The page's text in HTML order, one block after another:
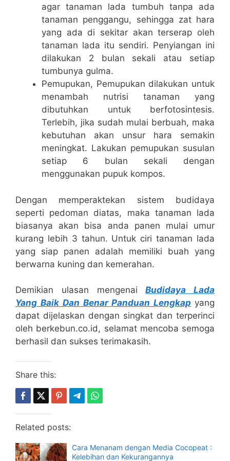
agar tanaman lada tumbuh tanpa ada
tanaman penggangu, sehingga zat hara
yang ada di sekitar akan terserap oleh
tanaman lada itu sendiri. Penyiangan ini
dilakukan 2 bulan sekali atau setiap
tumbunya gulma.
Pemupukan, Pemupukan dilakukan untuk
menambah nutrisi tanaman yang
dibutuhkan untuk berfotosintesis.
Terlebih, jika sudah mulai berbuah, maka
kebutuhan akan unsur hara semakin
meningkat. Lakukan pemupukan susulan
setiap 6 bulan sekali dengan
menggunakan pupuk kompos.
Dengan memperaktekan sistem budidaya
seperti pedoman diatas, maka tanaman lada
biasanya akan bisa anda panen mulai umur
kurang lebih 3 tahun. Untuk ciri tanaman lada
yang siap panen adalah memiliki buah yang
berwarna kuning dan kemerahan.
Demikian ulasan mengenaiBudidaya Lada
Yang Baik Dan Benar Panduan Lengkap yang
dapat dijelaskan dengan singkat dan terperinci
oleh berkebun.co.id, selamat mencoba semoga
berhasil dan sukses terimakasih.
Share this:
Related posts:
Cara Menanam dengan Media Cocopeat :
Kelebihan dan Kekurangannya